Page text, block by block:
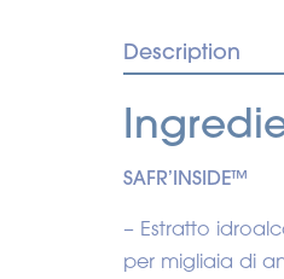
Description
SAFR’INSIDE™
– Estratto
per migliaia di